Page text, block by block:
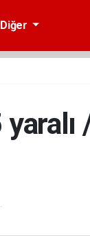
Diğer